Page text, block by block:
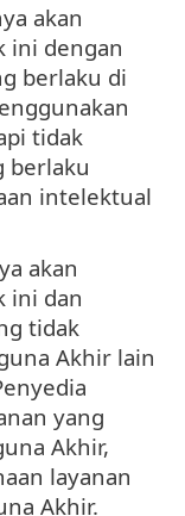
akan
ini dengan
berlaku di
tidak
berlaku
intelektual
akan
ini dan
tidak
Akhir lain
yang
Akhir,
layanan
Akhir.